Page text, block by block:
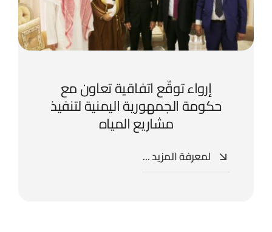
إرواء توقّع اتفاقية تعاون مع
حكومة الجمهورية اليمنية لتنفيذ
مشاريع المياه
لمعرفة المزيد ...